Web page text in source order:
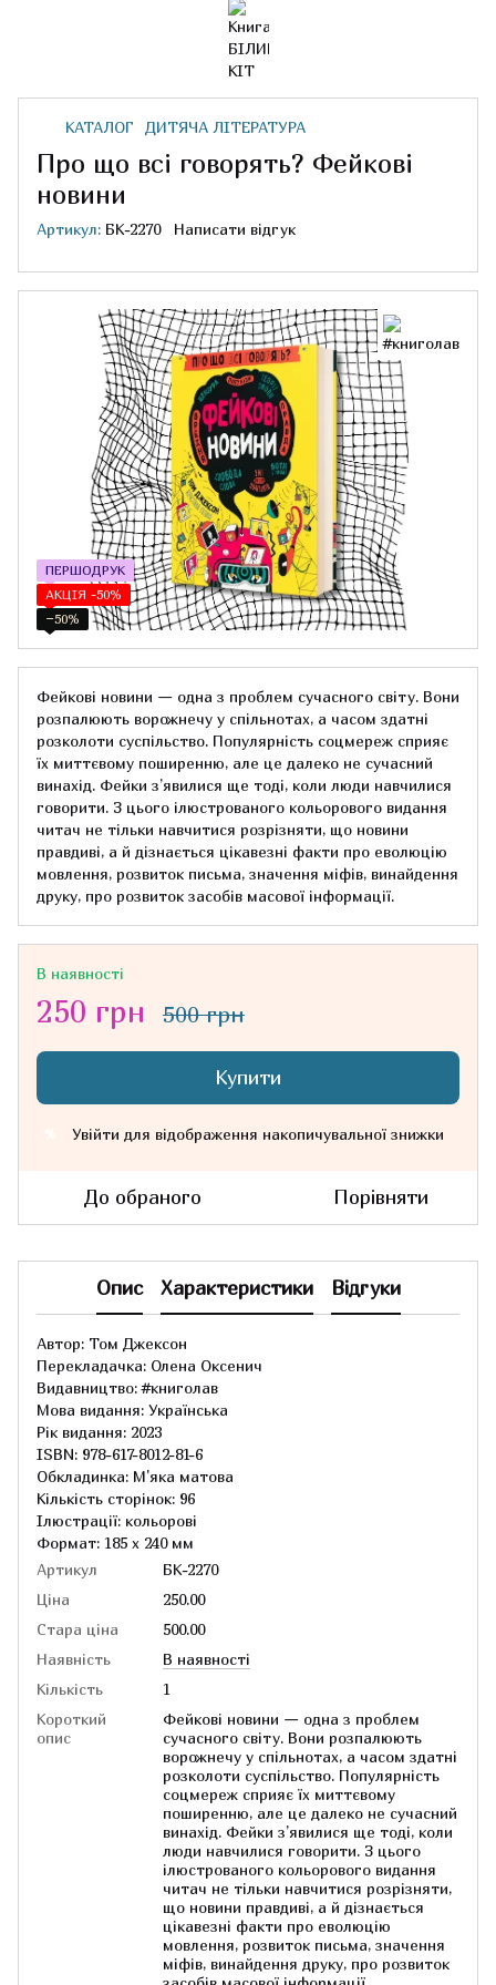
КАТАЛОГ ДИТЯЧА ЛІТЕРАТУРА
Про що всі говорять? Фейкові
новини
Артикул: БК-2270 Написати відгук
ПЕРШОДРУК
АКЦІЯ -50%
−50%
Фейкові новини — одна з проблем сучасного світу. Вони
розпалюють ворожнечу у спільнотах, а часом здатні
розколоти суспільство. Популярність соцмереж сприяє
їх миттєвому поширенню, але це далеко не сучасний
винахід. Фейки з’явилися ще тоді, коли люди навчилися
говорити. З цього ілюстрованого кольорового видання
читач не тільки навчитися розрізняти, що новини
правдиві, а й дізнається цікавезні факти про еволюцію
мовлення, розвиток письма, значення міфів, винайдення
друку, про розвиток засобів масової інформації.
В наявності
250 грн 500 грн
Купити
Увійти для відображення накопичувальної знижки
До обраного Порівняти
Опис Характеристики Відгуки
Автор: Том Джексон
Перекладачка: Олена Оксенич
Видавництво: #книголав
Мова видання: Українська
Рік видання: 2023
ISBN: 978-617-8012-81-6
Обкладинка: М'яка матова
Кількість сторінок: 96
Ілюстрації: кольорові
Формат: 185 х 240 мм
Артикул
БК-2270
Ціна
250.00
Стара ціна
500.00
Наявність
В наявності
Кількість
1
Короткий
опис
Фейкові новини — одна з проблем
сучасного світу. Вони розпалюють
ворожнечу у спільнотах, а часом здатні
розколоти суспільство. Популярність
соцмереж сприяє їх миттєвому
поширенню, але це далеко не сучасний
винахід. Фейки з’явилися ще тоді, коли
люди навчилися говорити. З цього
ілюстрованого кольорового видання
читач не тільки навчитися розрізняти,
що новини правдиві, а й дізнається
цікавезні факти про еволюцію
мовлення, розвиток письма, значення
міфів, винайдення друку, про розвиток